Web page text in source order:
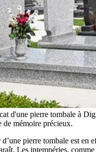
d'une pierre tombale à
de mémoire précieux.
pierre tombale est en
Les intempéries,